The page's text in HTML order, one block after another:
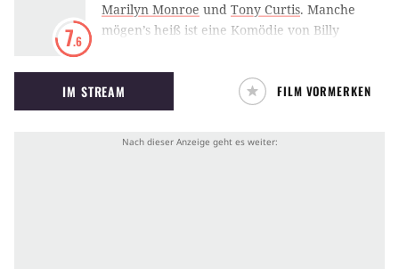
7.6
Marilyn Monroe und Tony Curtis. Manche
mögen’s heiß ist eine Komödie von Billy
IM STREAM FILM VORMERKEN